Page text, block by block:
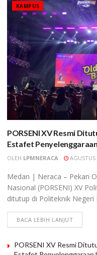
KAMPUS
PORSENI XV Resmi
Estafet
OLEH LPMNERACA AGUSTUS
Medan | Neraca – Pekan
Nasional (PORSENI) XV
ditutup di Politeknik Negeri
BACA LEBIH LANJUT
PORSENI XV Resmi